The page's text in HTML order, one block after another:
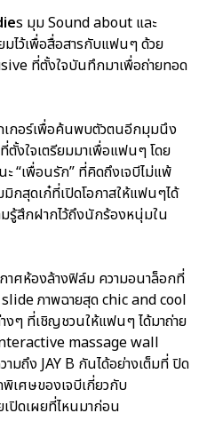
s มุม Sound about และ
มไว้เพื่อสื่อสารกับแฟนๆ ด้วย
ที่ตั้งใจบันทึกมาเพื่อถ่ายทอด
เกอร์เพื่อค้นพบตัวตนอีกมุมนึง
ตั้งใจเตรียมมาเพื่อแฟนๆ โดย
ะ “เพื่อนรัก” ที่คิดถึงเจบีไม่แพ้
สุดเก๋ที่เปิดโอกาสให้แฟนๆได้
รู้สึกฝากไว้ถึงนักร้องหนุ่มใน
าศห้องล้างฟิล์ม ความอนาล็อกที่
ภาพฉายสุด chic and cool
งๆ ที่เชิญชวนให้แฟนๆ ได้มาถ่าย
massage wall
ถึง JAY B กันได้อย่างเต็มที่ ปิด
เศษของเจบีเกี่ยวกับ
ปิดเผยที่ไหนมาก่อน